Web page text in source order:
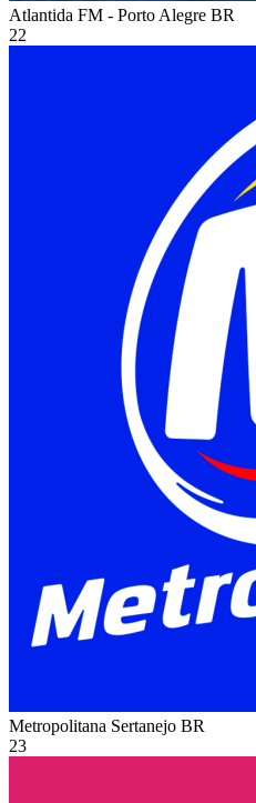
Atlantida FM - Porto Alegre BR
22
Metropolitana Sertanejo BR
23